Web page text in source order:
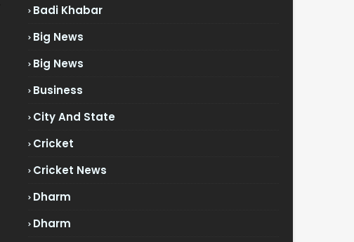
Badi Khabar
Big News
Big News
Business
City And State
Cricket
Cricket News
Dharm
Dharm